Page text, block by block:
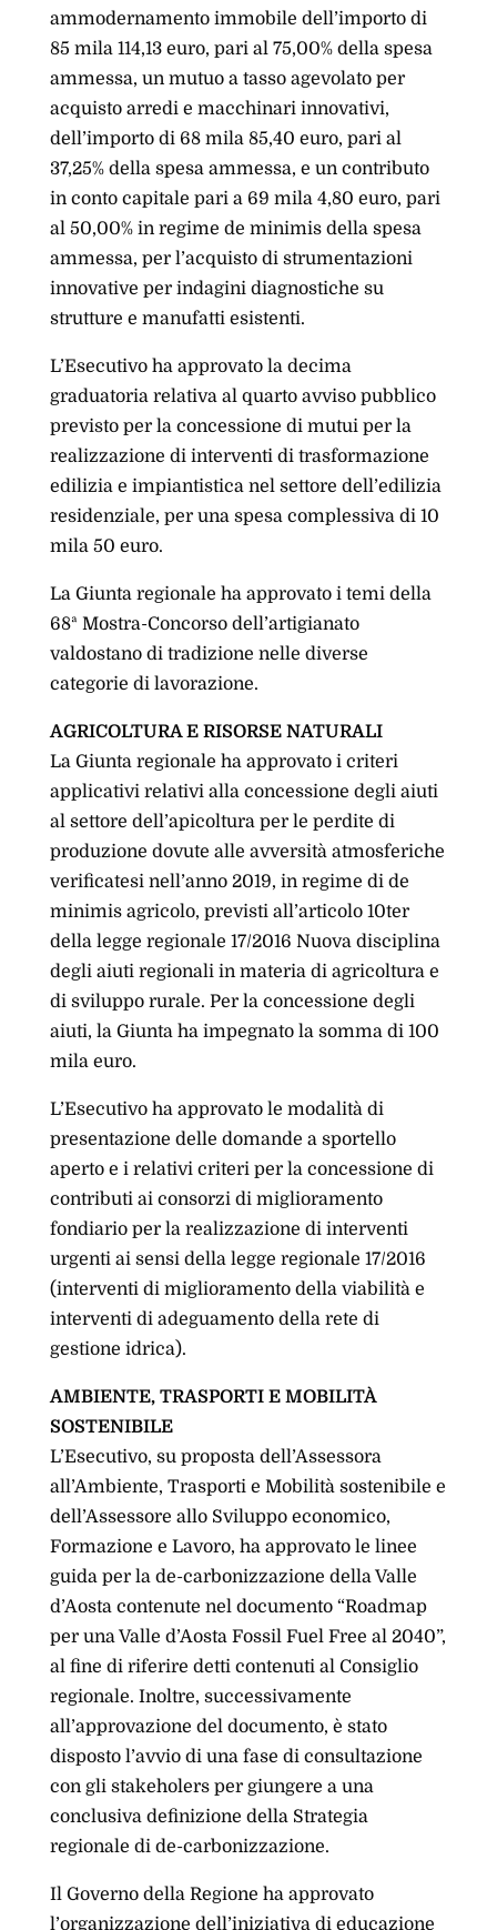
ammodernamento immobile dell’importo di
85 mila 114,13 euro, pari al 75,00% della spesa
ammessa, un mutuo a tasso agevolato per
acquisto arredi e macchinari innovativi,
dell’importo di 68 mila 85,40 euro, pari al
37,25% della spesa ammessa, e un contributo
in conto capitale pari a 69 mila 4,80 euro, pari
al 50,00% in regime de minimis della spesa
ammessa, per l’acquisto di strumentazioni
innovative per indagini diagnostiche su
strutture e manufatti esistenti.
L’Esecutivo ha approvato la decima
graduatoria relativa al quarto avviso pubblico
previsto per la concessione di mutui per la
realizzazione di interventi di trasformazione
edilizia e impiantistica nel settore dell’edilizia
residenziale, per una spesa complessiva di 10
mila 50 euro.
La Giunta regionale ha approvato i temi della
68ª Mostra-Concorso dell’artigianato
valdostano di tradizione nelle diverse
categorie di lavorazione.
AGRICOLTURA E RISORSE NATURALI
La Giunta regionale ha approvato i criteri
applicativi relativi alla concessione degli aiuti
al settore dell’apicoltura per le perdite di
produzione dovute alle avversità atmosferiche
verificatesi nell’anno 2019, in regime di de
minimis agricolo, previsti all’articolo 10ter
della legge regionale 17/2016 Nuova disciplina
degli aiuti regionali in materia di agricoltura e
di sviluppo rurale. Per la concessione degli
aiuti, la Giunta ha impegnato la somma di 100
mila euro.
L’Esecutivo ha approvato le modalità di
presentazione delle domande a sportello
aperto e i relativi criteri per la concessione di
contributi ai consorzi di miglioramento
fondiario per la realizzazione di interventi
urgenti ai sensi della legge regionale 17/2016
(interventi di miglioramento della viabilità e
interventi di adeguamento della rete di
gestione idrica).
AMBIENTE, TRASPORTI E MOBILITÀ
SOSTENIBILE
L’Esecutivo, su proposta dell’Assessora
all’Ambiente, Trasporti e Mobilità sostenibile e
dell’Assessore allo Sviluppo economico,
Formazione e Lavoro, ha approvato le linee
guida per la de-carbonizzazione della Valle
d’Aosta contenute nel documento “Roadmap
per una Valle d’Aosta Fossil Fuel Free al 2040”,
al fine di riferire detti contenuti al Consiglio
regionale. Inoltre, successivamente
all’approvazione del documento, è stato
disposto l’avvio di una fase di consultazione
con gli stakeholers per giungere a una
conclusiva definizione della Strategia
regionale di de-carbonizzazione.
Il Governo della Regione ha approvato
l’organizzazione dell’iniziativa di educazione